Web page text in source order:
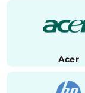
Acer